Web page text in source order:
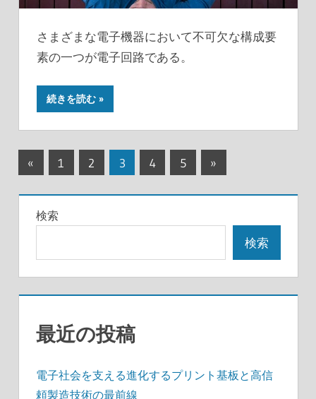
さまざまな電子機器において不可欠な構成要
素の一つが電子回路である。
続きを読む
投
稿
の
ー
ジ
送
«
事
1 2 3 4 5
次
事
»
検索
検索
最近の投稿
電子社会を支える進化するプリント基板と高信
頼製造技術の最前線